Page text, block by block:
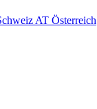
AT Österreich